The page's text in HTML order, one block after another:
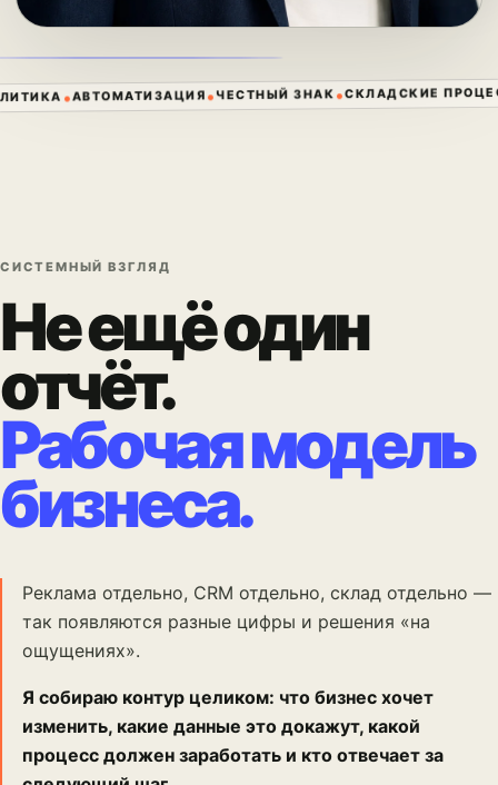
•АВТОМАТИЗАЦИЯ•ЧЕСТНЫЙ ЗНАК•СКЛАДСКИЕ
СИСТЕМНЫЙ ВЗГЛЯД
Не ещё один
отчёт.
Рабочая модель
бизнеса.
Реклама отдельно, CRM отдельно, склад отдельно —
так появляются разные цифры и решения «на
ощущениях».
Я собираю контур целиком: что бизнес хочет
изменить, какие данные это докажут, какой
процесс должен заработать и кто отвечает за